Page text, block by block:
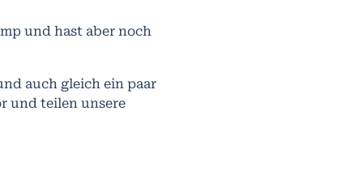
und hast aber noch
auch gleich ein paar
und teilen unsere